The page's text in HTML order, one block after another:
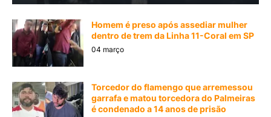
Homem é preso após assediar mulher
dentro de trem da Linha 11-Coral em SP
04 março
Torcedor do flamengo que arremessou
garrafa e matou torcedora do Palmeiras
é condenado a 14 anos de prisão